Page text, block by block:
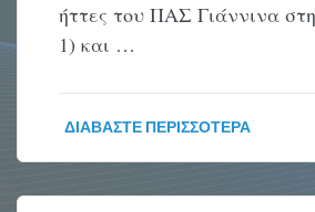
ήττες του ΠΑΣ Γιάννινα
1) και …
ΔΙΑΒΆΣΤΕ ΠΕΡΙΣΣΌΤΕΡΑ